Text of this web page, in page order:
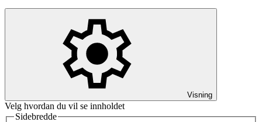
Visning
Velg hvordan du vil se innholdet
Sidebredde